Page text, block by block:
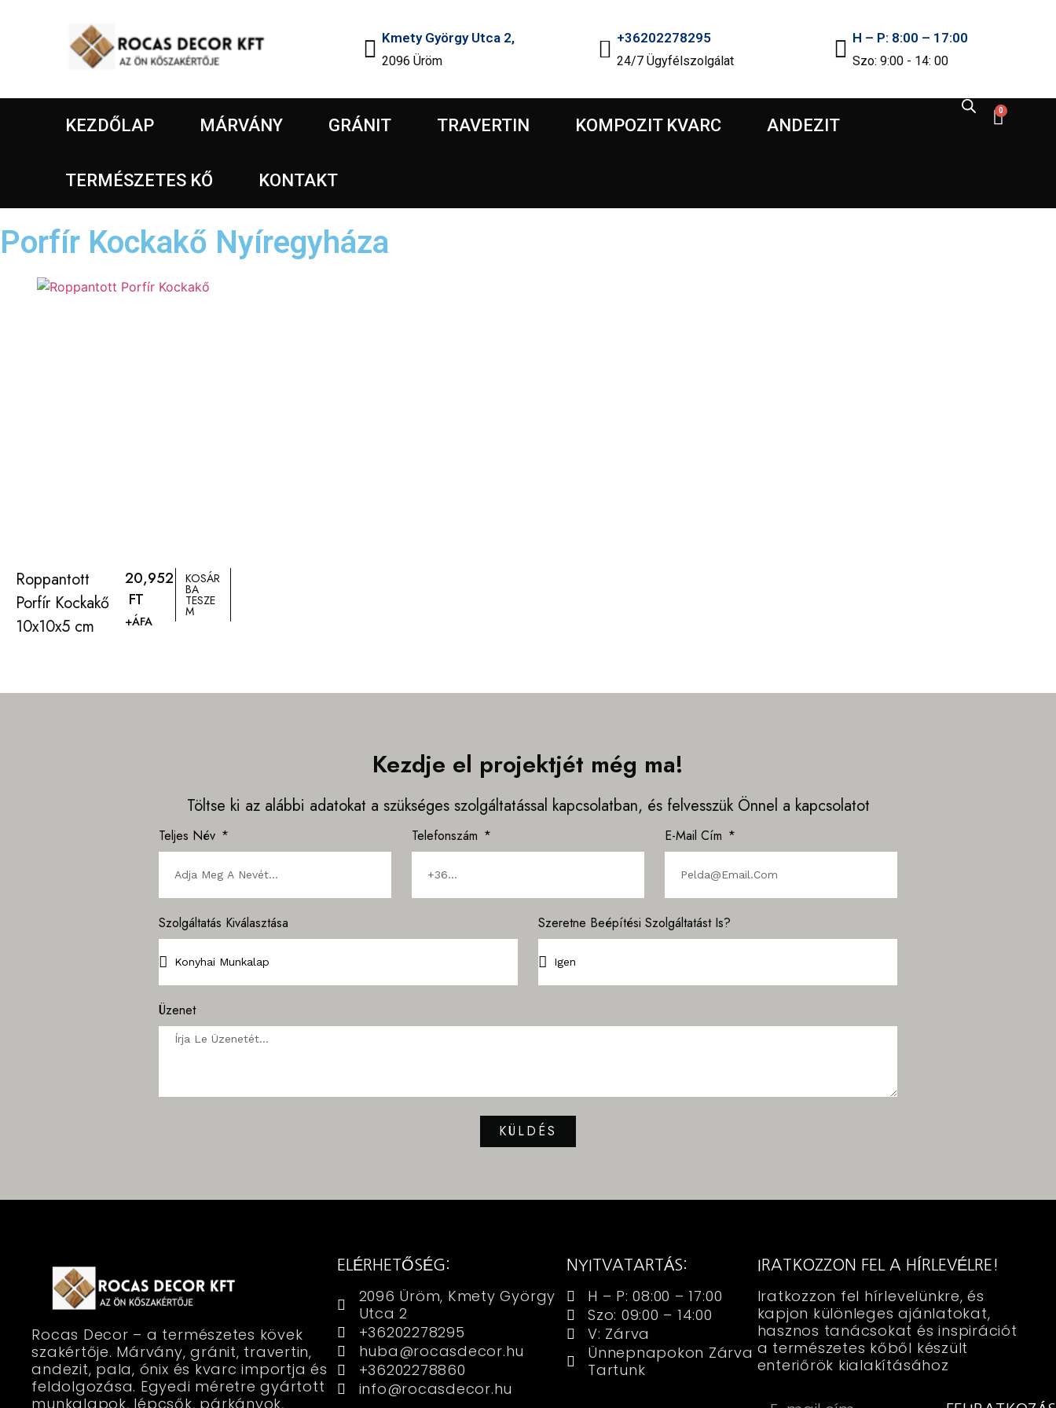
Kmety György Utca 2,
2096 Üröm
+36202278295
24/7 Ügyfélszolgálat
H – P: 8:00 – 17:00
Szo: 9:00 - 14: 00
KEZDŐLAP MÁRVÁNY GRÁNIT TRAVERTIN KOMPOZIT KVARC ANDEZIT
TERMÉSZETES KŐ KONTAKT
0
Porfír Kockakő Nyíregyháza
Roppantott
Porfír Kockakő
10x10x5 cm
20,952
FT
+ÁFA
KOSÁR
BA
TESZE
M
Kezdje el projektjét még ma!
Töltse ki az alábbi adatokat a szükséges szolgáltatással kapcsolatban, és felvesszük Önnel a kapcsolatot
Teljes Név Telefonszám E-Mail Cím
Szolgáltatás Kiválasztása Szeretne Beépítési Szolgáltatást Is?
Üzenet
KÜLDÉS
Rocas Decor – a természetes kövek
szakértője. Márvány, gránit, travertin,
andezit, pala, ónix és kvarc importja és
feldolgozása. Egyedi méretre gyártott
munkalapok, lépcsők, párkányok,
ELÉRHETŐSÉG:
2096 Üröm, Kmety György
Utca 2
+36202278295
huba@rocasdecor.hu
+36202278860
info@rocasdecor.hu
NYITVATARTÁS:
H – P: 08:00 – 17:00
Szo: 09:00 – 14:00
V: Zárva
Ünnepnapokon Zárva
Tartunk
IRATKOZZON FEL A HÍRLEVÉLRE!
Iratkozzon fel hírlevelünkre, és
kapjon különleges ajánlatokat,
hasznos tanácsokat és inspirációt
a természetes kőből készült
enteriőrök kialakításához